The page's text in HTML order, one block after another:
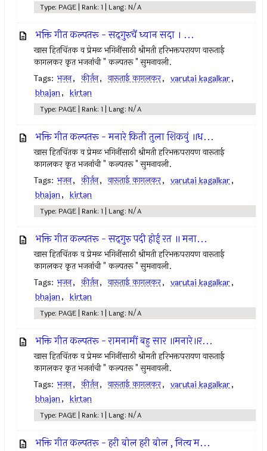
Type: PAGE | Rank: 1 | Lang: N/A
भक्ति गीत कल्पतरू - सद्‌गुरुचें ध्यान सदा । ...
खास हितचिंतक व प्रेमळ भगिनींसाठी श्रीमती हरिभक्तपरायण वारूताई
कागलकर कृत भजनांची " कल्पतरू " सुमनावली.
Tags: भजन, कीर्तन, वारूताई कागलकर, varutai kagalkar,
bhajan, kirtan
Type: PAGE | Rank: 1 | Lang: N/A
भक्ति गीत कल्पतरू - मनारे किती तुला शिकवुं ॥ध...
खास हितचिंतक व प्रेमळ भगिनींसाठी श्रीमती हरिभक्तपरायण वारूताई
कागलकर कृत भजनांची " कल्पतरू " सुमनावली.
Tags: भजन, कीर्तन, वारूताई कागलकर, varutai kagalkar,
bhajan, kirtan
Type: PAGE | Rank: 1 | Lang: N/A
भक्ति गीत कल्पतरू - सद्‌गुरु पदी होई रत ॥ मना...
खास हितचिंतक व प्रेमळ भगिनींसाठी श्रीमती हरिभक्तपरायण वारूताई
कागलकर कृत भजनांची " कल्पतरू " सुमनावली.
Tags: भजन, कीर्तन, वारूताई कागलकर, varutai kagalkar,
bhajan, kirtan
Type: PAGE | Rank: 1 | Lang: N/A
भक्ति गीत कल्पतरू - रामनामीं बहु सार ॥मनारे॥र...
खास हितचिंतक व प्रेमळ भगिनींसाठी श्रीमती हरिभक्तपरायण वारूताई
कागलकर कृत भजनांची " कल्पतरू " सुमनावली.
Tags: भजन, कीर्तन, वारूताई कागलकर, varutai kagalkar,
bhajan, kirtan
Type: PAGE | Rank: 1 | Lang: N/A
भक्ति गीत कल्पतरू - हरी बोल हरी बोल , नित्य म...